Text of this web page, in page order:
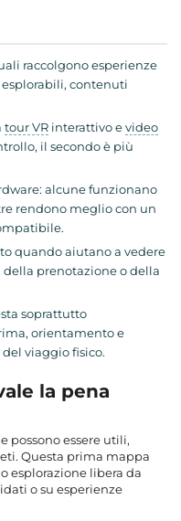
raccolgono esperienze
contenuti
tour VR interattivo evideo
il secondo è più
alcune funzionano
rendono meglio con un
quando aiutano a vedere
della prenotazione o della
soprattutto
orientamento e
viaggio fisico.
la pena
possono essere utili,
Questa prima mappa
esplorazione libera da
o su esperienze